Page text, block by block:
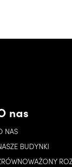
nas
NAS
BUDYNKI